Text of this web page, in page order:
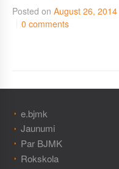
Posted on August 26, 2014
0 comments
e.bjmk
Jaunumi
Par BJMK
Rokskola